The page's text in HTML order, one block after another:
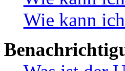
Wie kann